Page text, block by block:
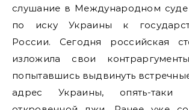
слушание в Международном
по иску Украины к
России. Сегодня российская
изложила свои
попытавшись выдвинуть
адрес Украины, опять-таки